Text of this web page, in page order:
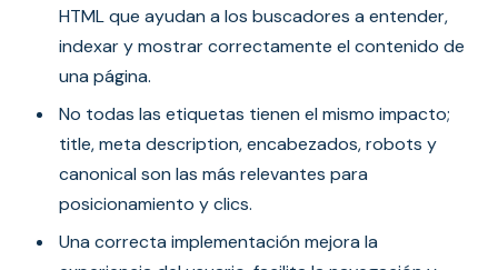
HTML que ayudan a los buscadores a entender,
indexar y mostrar correctamente el contenido de
una página.
No todas las etiquetas tienen el mismo impacto;
title, meta description, encabezados, robots y
canonical son las más relevantes para
posicionamiento y clics.
Una correcta implementación mejora la